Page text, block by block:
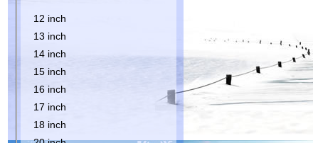
12 inch
13 inch
14 inch
15 inch
16 inch
17 inch
18 inch